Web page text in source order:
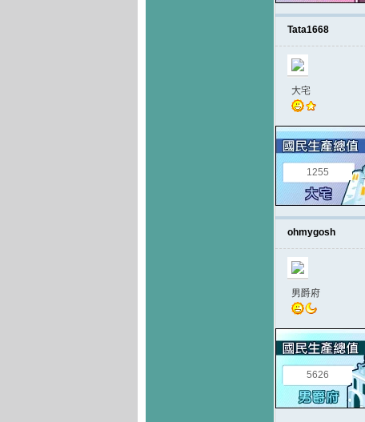
Tata1668
大宅
1255
ohmygosh
男爵府
5626